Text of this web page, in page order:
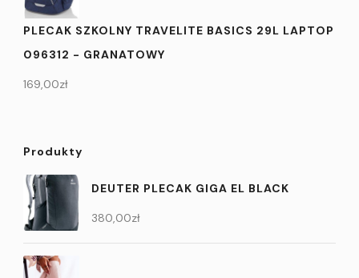
PLECAK SZKOLNY TRAVELITE BASICS 29L LAPTOP
096312 - GRANATOWY
169,00zł
Produkty
DEUTER PLECAK GIGA EL BLACK
380,00zł